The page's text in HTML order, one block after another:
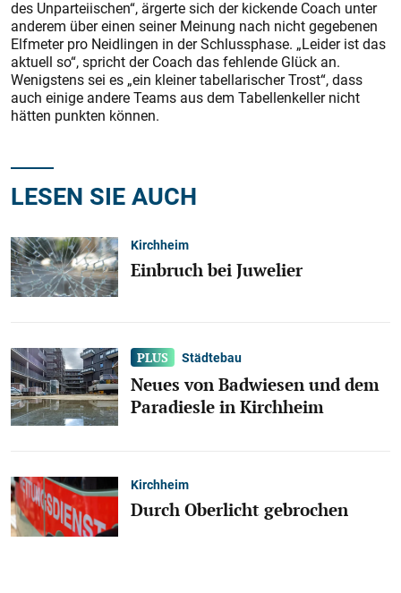
des Unparteiischen“, ärgerte sich der kickende Coach unter
anderem über einen seiner Meinung nach nicht gegebenen
Elfmeter pro Neidlingen in der Schlussphase. „Leider ist das
aktuell so“, spricht der Coach das fehlende Glück an.
Wenigstens sei es „ein kleiner tabellarischer Trost“, dass
auch einige andere Teams aus dem Tabellenkeller nicht
hätten punkten können.
LESEN SIE AUCH
Kirchheim
Einbruch bei Juwelier
Städtebau
Neues von Badwiesen und dem
Paradiesle in Kirchheim
Kirchheim
Durch Oberlicht gebrochen